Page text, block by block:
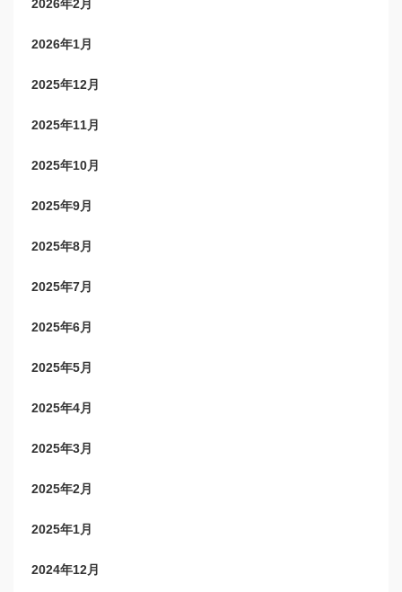
2026年2月
2026年1月
2025年12月
2025年11月
2025年10月
2025年9月
2025年8月
2025年7月
2025年6月
2025年5月
2025年4月
2025年3月
2025年2月
2025年1月
2024年12月